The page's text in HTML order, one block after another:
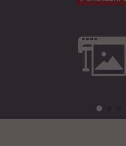
Firmamız ışıklı tabela ,
Detaylı